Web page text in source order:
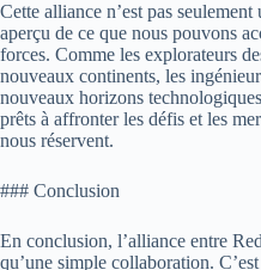
Cette alliance n’est pas
aperçu de ce que nous pouvons
forces. Comme les explorateurs
nouveaux continents, les
nouveaux horizons
prêts à affronter les défis et les
nous réservent.
### Conclusion
En conclusion, l’alliance entre
qu’une simple collaboration.